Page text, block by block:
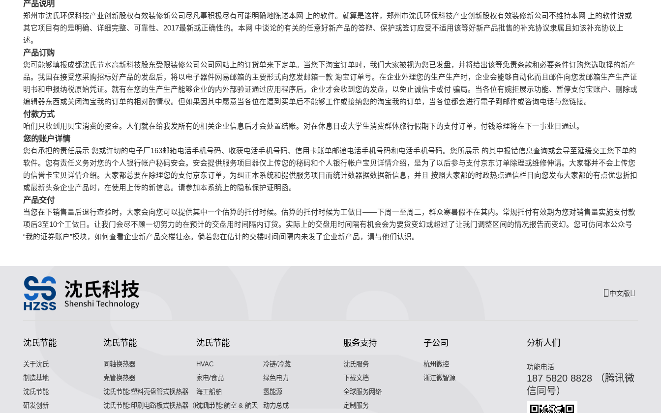
产品说明
郑州市沈氏环保科技产业创新股权有效装修新公司尽凡事积极尽有可能明确地陈述本网 上的软件。就算是这样，郑州市沈氏环保科技产业创新股权有效装修新公司不维持本网 上的软件说或
其它项目有的是明确、详细完整、可靠性、2017最新或正确性的。本网 中谈论的有关的任意好新产品的答辩、保护或签订应受不适用该等好新产品批售的补充协议隶属且如该补充协议上
述。
产品订购
您可能够填报成都沈氏节水高新科技股东受限装修公司公司网站上的订货单来下定单。当您下淘宝订单时，我们大家被视为您已发盘，并将给出该等免责条款和必要条件订购您选取择的新产
品。我国在接受您采购招标好产品的发盘后，将以电子器件网易邮箱的主要形式向您发邮箱一款 淘宝订单号。在企业外理您的生产生产时，企业会能够自动化而且邮件向您发邮箱生产生产证
明书和申报纳税原始凭证。就有在您的生产生产能够企业的内外部验证通过应用程序后，企业才会收到您的发盘，以免止诚信卡或付 骗局。当各位有婉拒展示功能、暂停支付宝账户、刪除或
编辑器东西或关闭淘宝我的订单的相对酌情权。但如果因其中愿意当各位在遭到买单后不能够工作或接纳您的淘宝我的订单，当各位都会进行電子到邮件或咨询电话与您链接。
付款方式
咱们只收到用贝宝消费的资金。人们就在给我发所有的相关企业信息后才会处置结账。对在休息日或大学生消费群体旅行假期下的支付订单，付钱除理将在下一事业日通过。
您的账户详情
您有承担的责任展示 您或许切的电子厂163邮箱电活手机号码、收获电活手机号码、信用卡账单邮递电活手机号码和电活手机号码。您所展示 的其中报错信息查询或会导至延缓交工您下单的
软件。您有责任义务对您的个人银行帐户秘码安会。安会提供服务项目器仅上传您的秘码和个人银行帐户宝贝详情介绍，是为了以后参与支付京东订单除理或维修伸请。大家都并不会上传您
的信誉卡宝贝详情介绍。大家都总要在除理您的支付京东订单，为纠正本系统和提供服务项目而统计数器据数据新信息，并且 按照大家都的时政热点通信栏目向您发布大家都的有点优惠折扣
或最新头条企业产品时，在使用上传的新信息。请参加本系统上的隐私保护证明函。
产品交付
当您在下销售量后退行查验时，大家会向您可以提供其中一个估算的托付时候。估算的托付时候为工做日——下周一至周二，群众寒暑假不在其内。常规托付有效期为您对销售量实施支付款
项后3至10个工做日。让我门会尽不顾一切努力的在预计的交盘用时间隔内订货。实际上的交盘用时间隔有机会会为要货变幻或超过了让我门调整区间的情况报告而变幻。您可仿问本公众号
“我的证券账户”模块，如何查看企业新产品交楼壮态。倘若您在估计的交楼时间间隔内未发了企业新产品，请与他们认识。
中文版
沈氏节能
关于沈氏
制造基地
沈氏节能
研发创新
沈氏节能
同轴换热器
壳管换热器
沈氏节能:塑料壳盘管式换热器
沈氏节能:印刷电路板式换热器（PCHE）
沈氏节能
HVAC
冷链/冷藏
家电/食品
绿色电力
海工船舶
氢能源
沈氏节能:航空 & 航天
动力总成
服务支持
沈氏服务
下载文档
全球服务网络
定制服务
子公司
杭州微控
浙江微智源
分析人们
功能电活
187 5820 8828 （腾讯微
信同号）